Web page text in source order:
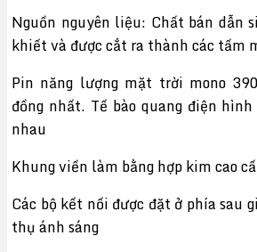
Nguồn nguyên liệu: Chất bán dẫn
khiết và được cắt ra thành các tấm
Pin năng lượng mặt trời mono
đồng nhất. Tế bào quang điện
nhau
Khung viền làm bằng hợp kim cao
Các bộ kết nối được đặt ở phía sau
thụ ánh sáng